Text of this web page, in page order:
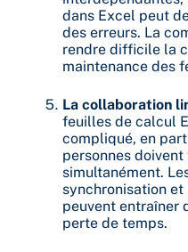
dans Excel peut
des erreurs. La
rendre difficile la
maintenance des
La collaboration
feuilles de calcul
compliqué, en
personnes
simultanément.
synchronisation
peuvent entraîner
perte de temps.